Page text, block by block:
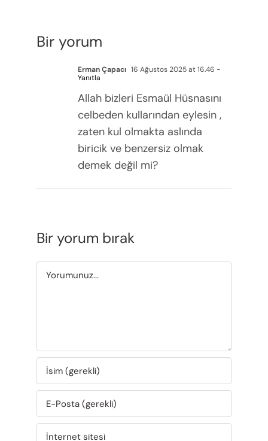
Bir yorum
Erman Çapacı 16 Ağustos 2025 at 16.46 -
Yanıtla
Allah bizleri Esmaül Hüsnasını
celbeden kullarından eylesin ,
zaten kul olmakta aslında
biricik ve benzersiz olmak
demek değil mi?
Bir yorum bırak
Yorum